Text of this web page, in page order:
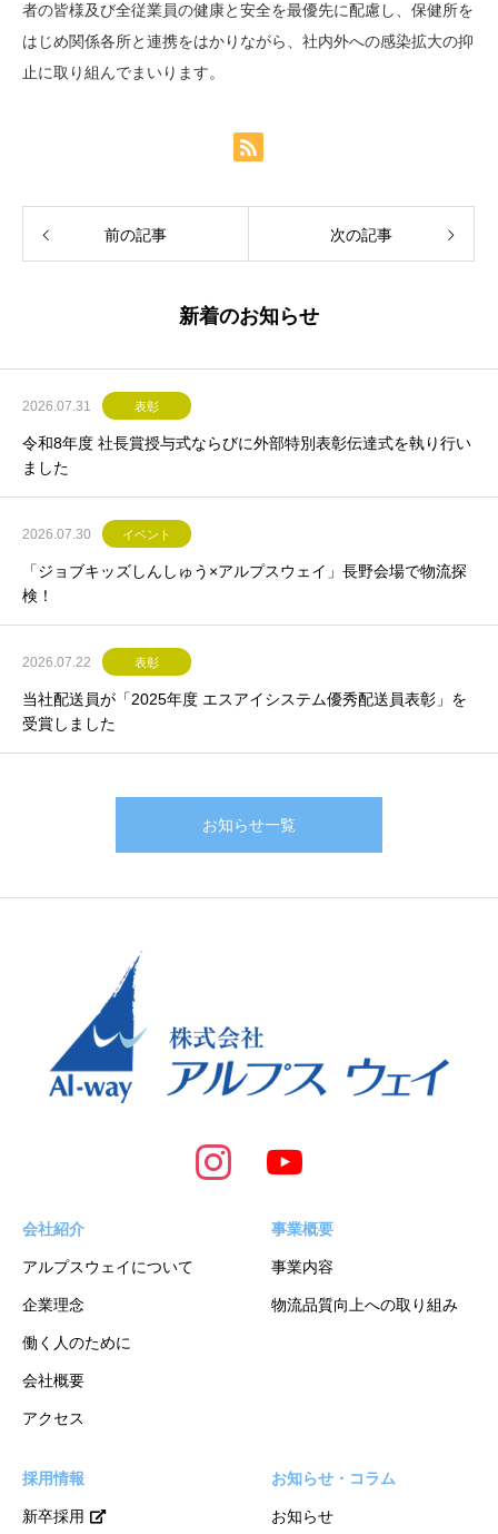
者の皆様及び全従業員の健康と安全を最優先に配慮し、保健所を
はじめ関係各所と連携をはかりながら、社内外への感染拡大の抑
止に取り組んでまいります。
前の記事 次の記事
新着のお知らせ
2026.07.31 表彰
令和8年度 社長賞授与式ならびに外部特別表彰伝達式を執り行い
ました
2026.07.30 イベント
「ジョブキッズしんしゅう×アルプスウェイ」長野会場で物流探
検！
2026.07.22 表彰
当社配送員が「2025年度 エスアイシステム優秀配送員表彰」を
受賞しました
お知らせ一覧
会社紹介
アルプスウェイについて
企業理念
働く人のために
会社概要
アクセス
事業概要
事業内容
物流品質向上への取り組み
採用情報
新卒採用
お知らせ・コラム
お知らせ